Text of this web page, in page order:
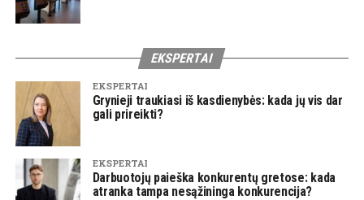
EKSPERTAI
EKSPERTAI
Grynieji traukiasi iš kasdienybės: kada jų vis dar
gali prireikti?
EKSPERTAI
Darbuotojų paieška konkurentų gretose: kada
atranka tampa nesąžininga konkurencija?